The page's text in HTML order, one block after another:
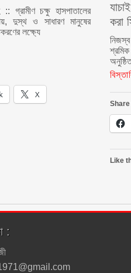
গ্রামীণ চক্ষু হাসপাতালের
দুস্থ ও সাধারণ মানুষের
লক্ষ্যে
X
করা
নিজস্ব
শ্রমিক
Like
: